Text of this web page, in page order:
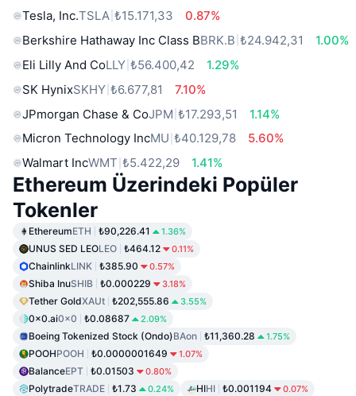
Tesla, Inc.TSLA ₺15.171,33
0.87%
Berkshire Hathaway Inc Class BBRK.B ₺24.942,31
1.00%
Eli Lilly And CoLLY ₺56.400,42
1.29%
SK HynixSKHY ₺6.677,81
7.10%
JPmorgan Chase & CoJPM ₺17.293,51
1.14%
Micron Technology IncMU ₺40.129,78
5.60%
Walmart IncWMT ₺5.422,29 1.41%
Ethereum Üzerindeki Popüler
Tokenler
EthereumETH ₺90,226.41 1.36%
UNUS SED LEOLEO ₺464.12 0.11%
ChainlinkLINK ₺385.90 0.57%
Shiba InuSHIB ₺0.000229 3.18%
Tether GoldXAUt ₺202,555.86 3.55%
0x0.ai0x0 ₺0.08687 2.09%
Boeing Tokenized Stock (Ondo)BAon ₺11,360.28 1.75%
POOHPOOH ₺0.0000001649 1.07%
BalanceEPT ₺0.01503 0.80%
PolytradeTRADE ₺1.73 0.24% HIHI ₺0.001194 0.07%